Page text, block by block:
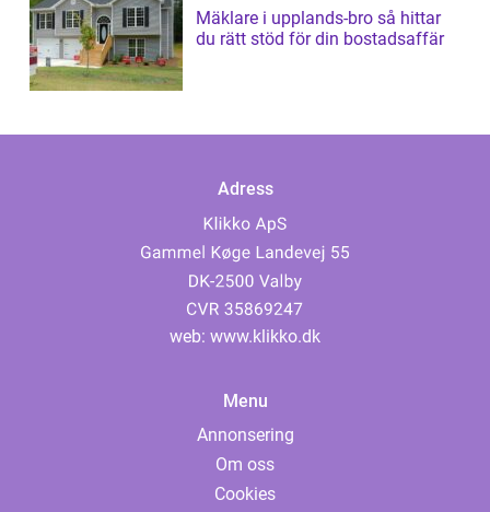
Mäklare i upplands-bro så hittar
du rätt stöd för din bostadsaffär
Adress
web: www.klikko.dk
Menu
Annonsering
Om oss
Cookies